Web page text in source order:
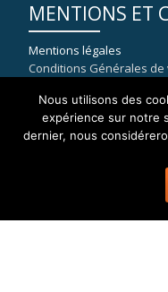
MENTIONS ET
Mentions légales
Conditions Générales de
83400 HYERES
Nous utilisons des
expérience sur notre
dernier, nous